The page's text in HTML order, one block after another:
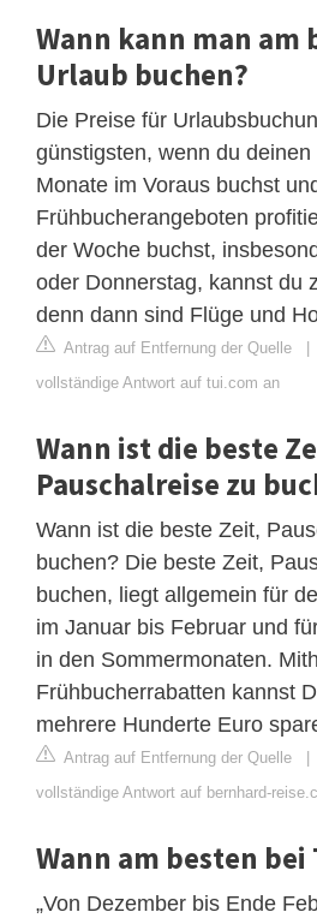
Wann kann man am
Urlaub buchen?
Die Preise für
günstigsten, wenn du
Monate im Voraus buchst
Frühbucherangeboten
der Woche buchst,
oder Donnerstag, kannst du
denn dann sind Flüge und
Antrag auf Entfernung der Quelle |
vollständige Antwort auf tui.com an
Wann ist die beste
Pauschalreise zu
Wann ist die beste Zeit,
buchen? Die beste Zeit,
buchen, liegt allgemein für
im Januar bis Februar und
in den Sommermonaten.
Frühbucherrabatten kannst
mehrere Hunderte Euro
Antrag auf Entfernung der Quelle |
vollständige Antwort auf bernhard-
Wann am besten bei
„Von Dezember bis Ende